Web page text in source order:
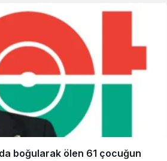
boğularak ölen 61 çocuğun